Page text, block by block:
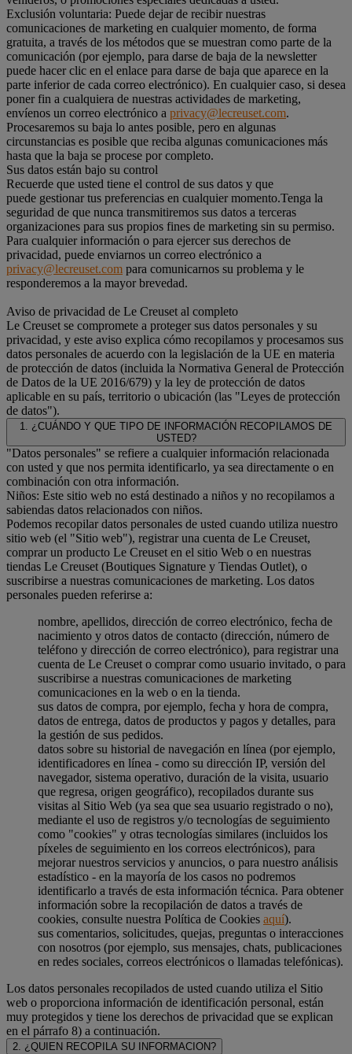
Exclusión voluntaria: Puede dejar de recibir nuestras
comunicaciones de marketing en cualquier momento, de forma
gratuita, a través de los métodos que se muestran como parte de la
comunicación (por ejemplo, para darse de baja de la newsletter
puede hacer clic en el enlace para darse de baja que aparece en la
parte inferior de cada correo electrónico). En cualquier caso, si desea
poner fin a cualquiera de nuestras actividades de marketing,
envíenos un correo electrónico a privacy@lecreuset.com.
Procesaremos su baja lo antes posible, pero en algunas
circunstancias es posible que reciba algunas comunicaciones más
hasta que la baja se procese por completo.
Sus datos están bajo su control
Recuerde que usted tiene el control de sus datos y que
puede gestionar tus preferencias en cualquier momento.Tenga la
seguridad de que nunca transmitiremos sus datos a terceras
organizaciones para sus propios fines de marketing sin su permiso.
Para cualquier información o para ejercer sus derechos de
privacidad, puede enviarnos un correo electrónico a
privacy@lecreuset.com para comunicarnos su problema y le
responderemos a la mayor brevedad.
Aviso de privacidad de Le Creuset al completo
Le Creuset se compromete a proteger sus datos personales y su
privacidad, y este aviso explica cómo recopilamos y procesamos sus
datos personales de acuerdo con la legislación de la UE en materia
de protección de datos (incluida la Normativa General de Protección
de Datos de la UE 2016/679) y la ley de protección de datos
aplicable en su país, territorio o ubicación (las "Leyes de protección
de datos").
1. ¿CUÁNDO Y QUE TIPO DE INFORMACIÓN RECOPILAMOS DE
USTED?
"Datos personales" se refiere a cualquier información relacionada
con usted y que nos permita identificarlo, ya sea directamente o en
combinación con otra información.
Niños: Este sitio web no está destinado a niños y no recopilamos a
sabiendas datos relacionados con niños.
Podemos recopilar datos personales de usted cuando utiliza nuestro
sitio web (el "Sitio web"), registrar una cuenta de Le Creuset,
comprar un producto Le Creuset en el sitio Web o en nuestras
tiendas Le Creuset (Boutiques Signature y Tiendas Outlet), o
suscribirse a nuestras comunicaciones de marketing. Los datos
personales pueden referirse a:
nombre, apellidos, dirección de correo electrónico, fecha de
nacimiento y otros datos de contacto (dirección, número de
teléfono y dirección de correo electrónico), para registrar una
cuenta de Le Creuset o comprar como usuario invitado, o para
suscribirse a nuestras comunicaciones de marketing
comunicaciones en la web o en la tienda.
sus datos de compra, por ejemplo, fecha y hora de compra,
datos de entrega, datos de productos y pagos y detalles, para
la gestión de sus pedidos.
datos sobre su historial de navegación en línea (por ejemplo,
identificadores en línea - como su dirección IP, versión del
navegador, sistema operativo, duración de la visita, usuario
que regresa, origen geográfico), recopilados durante sus
visitas al Sitio Web (ya sea que sea usuario registrado o no),
mediante el uso de registros y/o tecnologías de seguimiento
como "cookies" y otras tecnologías similares (incluidos los
píxeles de seguimiento en los correos electrónicos), para
mejorar nuestros servicios y anuncios, o para nuestro análisis
estadístico - en la mayoría de los casos no podremos
identificarlo a través de esta información técnica. Para obtener
información sobre la recopilación de datos a través de
cookies, consulte nuestra Política de Cookies aquí).
sus comentarios, solicitudes, quejas, preguntas o interacciones
con nosotros (por ejemplo, sus mensajes, chats, publicaciones
en redes sociales, correos electrónicos o llamadas telefónicas).
Los datos personales recopilados de usted cuando utiliza el Sitio
web o proporciona información de identificación personal, están
muy protegidos y tiene los derechos de privacidad que se explican
en el párrafo 8) a continuación.
2. ¿QUIEN RECOPILA SU INFORMACION?